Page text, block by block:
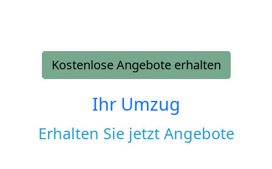
Kostenlose Angebote erhalten
Ihr Umzug
Erhalten Sie jetzt Angebote